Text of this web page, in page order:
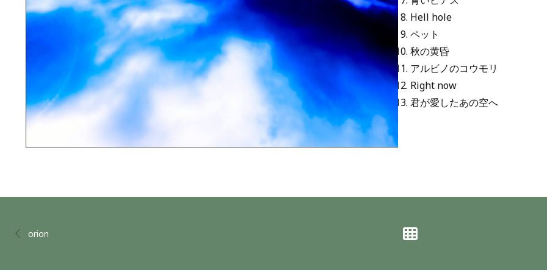
Hell hole
ペット
秋の黄昏
アルビノのコウモリ
Right now
君が愛したあの空へ
orion